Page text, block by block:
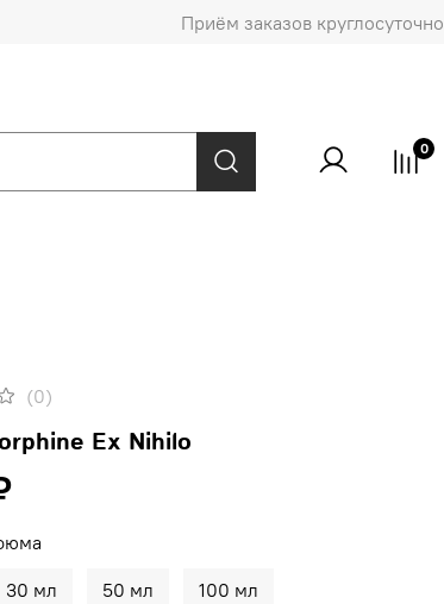
Приём заказов круглосуточно
0
(0)
Ex Nihilo
30 мл 50 мл 100 мл